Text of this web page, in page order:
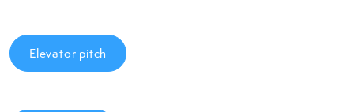
Elevator pitch